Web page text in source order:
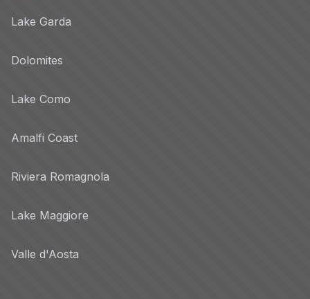
Lake Garda
Dolomites
Lake Como
Amalfi Coast
Riviera Romagnola
Lake Maggiore
Valle d'Aosta